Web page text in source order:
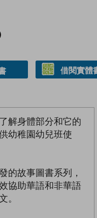
借閱實體
解身體部分和它的
幼稚園幼兒班使
的故事圖書系列，
協助華語和非華語
。